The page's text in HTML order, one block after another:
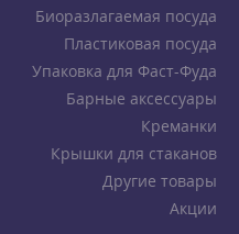
Биоразлагаемая посуда
Пластиковая посуда
Упаковка для Фаст-Фуда
Барные аксессуары
Креманки
Крышки для стаканов
Другие товары
Акции